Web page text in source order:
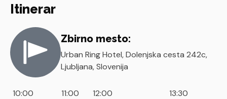
Itinerar
Zbirno mesto:
Urban Ring Hotel, Dolenjska cesta 242c,
Ljubljana, Slovenija
10:00
11:00
12:00
13:30